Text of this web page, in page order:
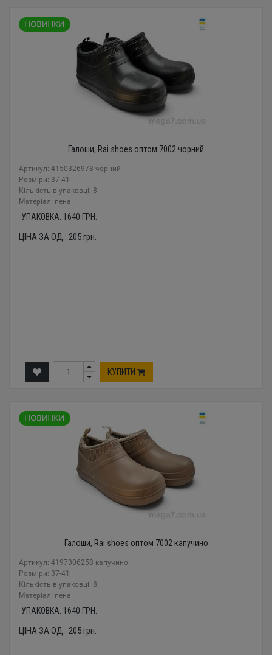
Галоши, Rai shoes оптом 7002 чорний
Артикул: 4150326978 чорний
Розміри: 37-41
Кількість в упаковці: 8
Mатеріал: пена
УПАКОВКА: 1640 ГРН.
ЦІНА ЗА ОД.: 205грн.
КУПИТИ
Галоши, Rai shoes оптом 7002 капучино
Артикул: 4197306258 капучино
Розміри: 37-41
Кількість в упаковці: 8
Mатеріал: пена
УПАКОВКА: 1640 ГРН.
ЦІНА ЗА ОД.: 205грн.